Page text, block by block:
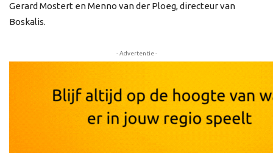
Gerard Mostert en Menno van der Ploeg, directeur van
Boskalis.
- Advertentie -